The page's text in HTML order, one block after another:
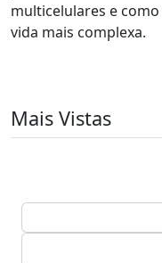
multicelulares e
vida mais complexa.
Mais Vistas